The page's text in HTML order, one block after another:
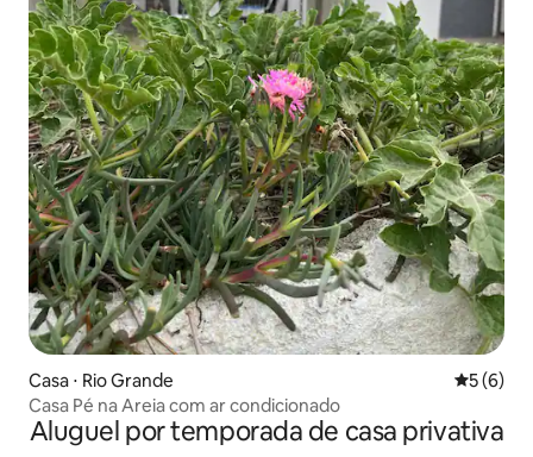
Casa ⋅ Rio Grande 5 de
5 (6)
Casa Pé na Areia com ar condicionado
Aluguel por temporada de casa privativa